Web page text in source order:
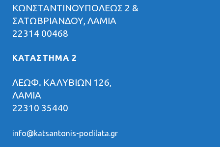
ΚΩΝΣΤΑΝΤΙΝΟΥΠΟΛΕΩΣ 2 &
ΣΑΤΩΒΡΙΑΝΔΟΥ, ΛΑΜΙΑ
22314 00468
ΚΑΤΑΣΤΗΜΑ 2
ΛΕΩΦ. ΚΑΛΥΒΙΩΝ 126,
ΛΑΜΙΑ
22310 35440
info@katsantonis-podilata.gr